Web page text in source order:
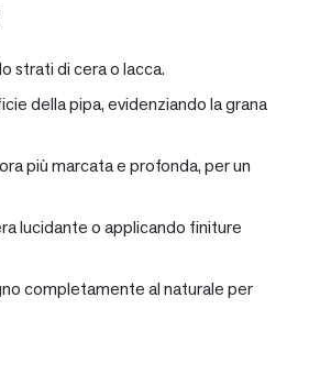
strati di cera o lacca.
della pipa, evidenziando la grana
più marcata e profonda, per un
lucidante o applicando finiture
completamente al naturale per